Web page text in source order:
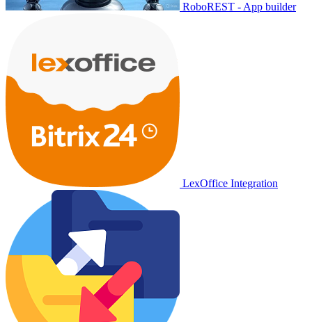
RoboREST - App builder
LexOffice Integration